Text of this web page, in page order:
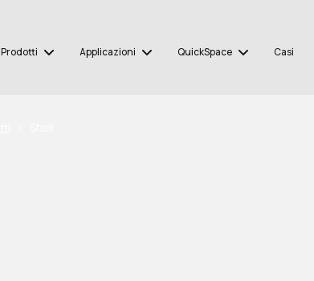
Prodotti Applicazioni QuickSpace Casi